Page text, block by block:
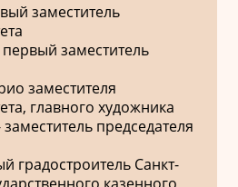
заместитель
первый заместитель
заместителя
главного художника
заместитель председателя
градостроитель Санкт-